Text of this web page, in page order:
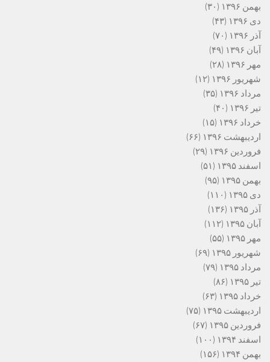
بهمن ۱۳۹۶
(۳۰)
دی ۱۳۹۶
(۴۳)
آذر ۱۳۹۶
(۷۰)
آبان ۱۳۹۶
(۴۹)
مهر ۱۳۹۶
(۲۸)
شهریور ۱۳۹۶
(۱۲)
مرداد ۱۳۹۶
(۳۵)
تیر ۱۳۹۶
(۴۰)
خرداد ۱۳۹۶
(۱۵)
اردیبهشت ۱۳۹۶
(۶۶)
فروردین ۱۳۹۶
(۲۹)
اسفند ۱۳۹۵
(۵۱)
بهمن ۱۳۹۵
(۹۵)
دی ۱۳۹۵
(۱۱۰)
آذر ۱۳۹۵
(۱۳۶)
آبان ۱۳۹۵
(۱۱۲)
مهر ۱۳۹۵
(۵۵)
شهریور ۱۳۹۵
(۶۹)
مرداد ۱۳۹۵
(۷۹)
تیر ۱۳۹۵
(۸۶)
خرداد ۱۳۹۵
(۶۳)
اردیبهشت ۱۳۹۵
(۷۵)
فروردین ۱۳۹۵
(۶۷)
اسفند ۱۳۹۴
(۱۰۰)
بهمن ۱۳۹۴
(۱۵۶)